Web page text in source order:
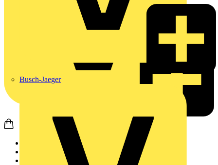
Busch-Jaeger
Schneider Electric